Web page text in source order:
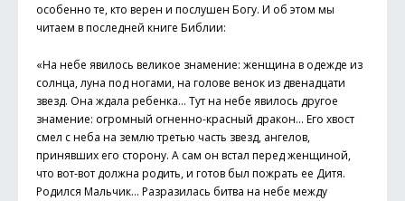
особенно те, кто верен и послушен Богу. И об этом мы
читаем в последней книге Библии:
«На небе явилось великое знамение: женщина в одежде из
солнца, луна под ногами, на голове венок из двенадцати
звезд. Она ждала ребенка… Тут на небе явилось другое
знамение: огромный огненно-красный дракон… Его хвост
смел с неба на землю третью часть звезд, ангелов,
принявших его сторону. А сам он встал перед женщиной,
что вот-вот должна родить, и готов был пожрать ее Дитя.
Родился Мальчик… Разразилась битва на небе между